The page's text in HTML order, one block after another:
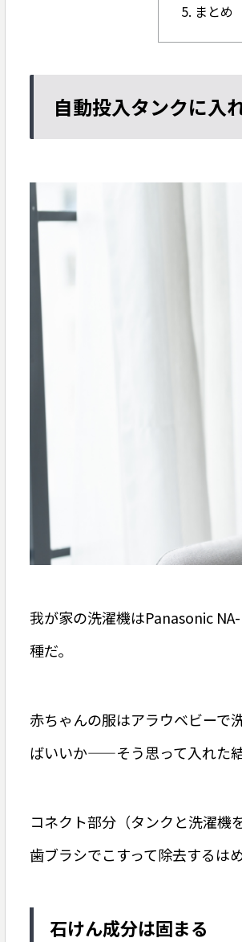
まとめ
自動投入タンクに入
我が家の洗濯機はPanasonic
種だ。
赤ちゃんの服はアラウベビーで
ばいいか——そう思って入れた結
コネクト部分（タンクと洗濯機
歯ブラシでこすって除去するは
石けん成分は固まる